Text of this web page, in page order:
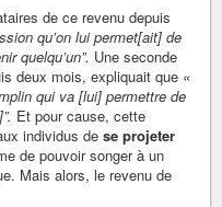
de ce revenu depuis
qu’on lui permet[ait] de
quelqu’un”. Une seconde
deux mois, expliquait que «
qui va [lui] permettre de
Et pour cause, cette
individus de se projeter
de pouvoir songer à un
Mais alors, le revenu de